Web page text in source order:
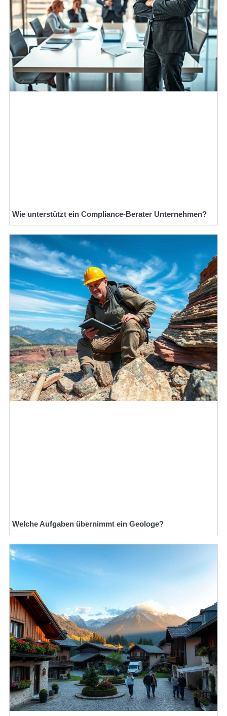
Wie unterstützt ein Compliance-Berater Unternehmen?
Welche Aufgaben übernimmt ein Geologe?